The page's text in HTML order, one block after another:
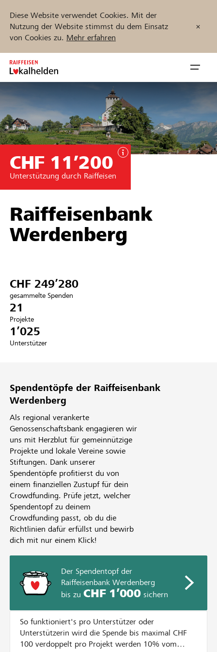
Diese Website verwendet Cookies. Mit der
Nutzung der Website stimmst du dem Einsatz
von Cookies zu. Mehr erfahren
Zum
Inhalt
springen
öffnen
Unterstützen
Hilfe & Support
Partner / Raiffeisenbank
Anmelden
Registrieren
Projekte und Organisationen finden
Jetzt starten
CHF 11’200
Unterstützung durch Raiffeisen
Raiffeisenbank
Werdenberg
CHF 249’280
gesammelte Spenden
21
Projekte
1’025
Unterstützer
Spendentöpfe der Raiffeisenbank
Werdenberg
Als regional verankerte
Genossenschaftsbank engagieren wir
uns mit Herzblut für gemeinnützige
Projekte und lokale Vereine sowie
Stiftungen. Dank unserer
Spendentöpfe profitierst du von
einem finanziellen Zustupf für dein
Crowdfunding. Prüfe jetzt, welcher
Spendentopf zu deinem
Crowdfunding passt, ob du die
Richtlinien dafür erfüllst und bewirb
dich mit nur einem Klick!
Der Spendentopf der
Raiffeisenbank Werdenberg
bis zu CHF 1’000sichern
So funktioniert's pro Unterstützer oder
Unterstützerin wird die Spende bis maximal CHF
100 verdoppelt pro Projekt werden 10% vom